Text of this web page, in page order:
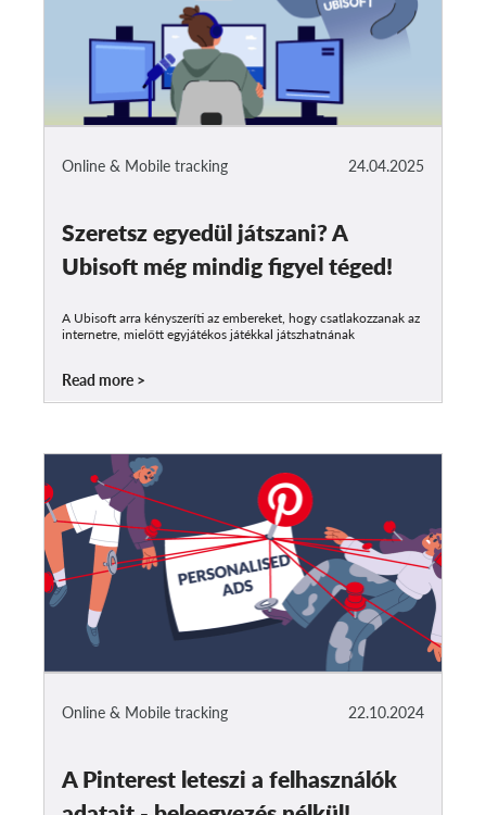
24.04.2025
Online & Mobile tracking
Szeretsz egyedül játszani? A
Ubisoft még mindig figyel téged!
A Ubisoft arra kényszeríti az embereket, hogy csatlakozzanak az
internetre, mielőtt egyjátékos játékkal játszhatnának
Read more
22.10.2024
Online & Mobile tracking
A Pinterest leteszi a felhasználók